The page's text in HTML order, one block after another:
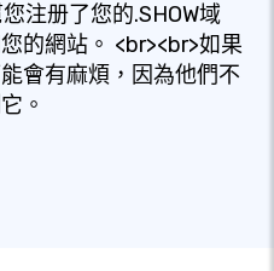
注册了您的.SHOW域
的網站。 <br><br>如果
會有麻煩，因為他們不
。